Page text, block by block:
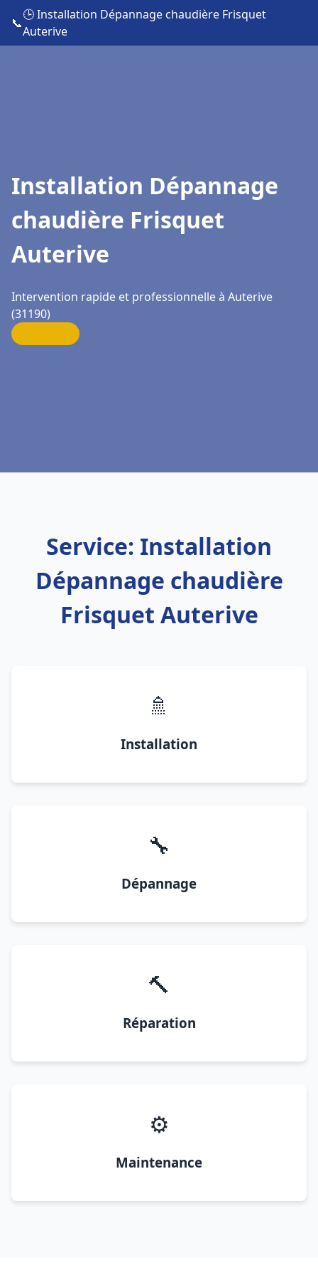
📞
🕒 Installation Dépannage chaudière Frisquet
Auterive
Installation Dépannage
chaudière Frisquet
Auterive
Intervention rapide et professionnelle à Auterive
(31190)
Service: Installation
Dépannage chaudière
Frisquet Auterive
🚿
Installation
🔧
Dépannage
🔨
Réparation
⚙️
Maintenance